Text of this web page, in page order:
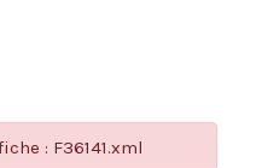
: F36141.xml